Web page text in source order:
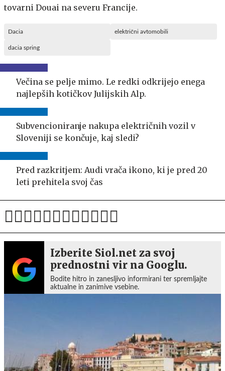
tovarni Douai na severu Francije.
Dacia električni avtomobili
dacia spring
Večina se pelje mimo. Le redki odkrijejo enega
najlepših kotičkov Julijskih Alp.
Subvencioniranje nakupa električnih vozil v
Sloveniji se končuje, kaj sledi?
Pred razkritjem: Audi vrača ikono, ki je pred 20
leti prehitela svoj čas
Izberite Siol.net za svoj
prednostni vir na Googlu.
Bodite hitro in zanesljivo informirani ter spremljajte
aktualne in zanimive vsebine.